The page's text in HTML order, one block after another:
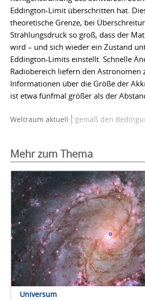
Eddington-Limit überschritten hat.
theoretische Grenze, bei
Strahlungsdruck so groß, dass der
wird – und sich wieder ein Zustand
Eddington-Limits einstellt. Schnelle
Radiobereich liefern den Astronomen
Informationen über die Größe der
ist etwa fünfmal größer als der
Weltraum aktuell gemäß den
Mehr zum Thema
Universum